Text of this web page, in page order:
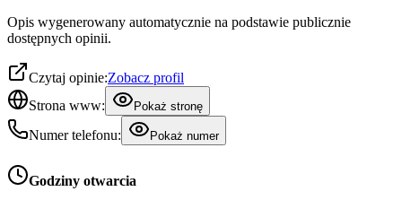
Opis wygenerowany automatycznie na podstawie publicznie
dostępnych opinii.
Czytaj opinie:Zobacz profil
Strona www:
Pokaż stronę
Numer telefonu: Pokaż numer
Godziny otwarcia